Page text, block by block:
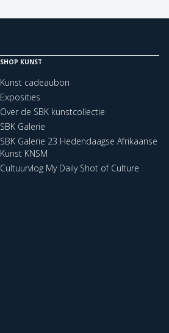
SHOP KUNST
Kunst cadeaubon
Exposities
Over de SBK kunstcollectie
SBK Galerie
SBK Galerie 23 Hedendaagse Afrikaanse
Kunst KNSM
Cultuurvlog My Daily Shot of Culture